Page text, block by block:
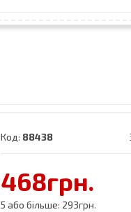
Код: 88438
468грн.
5 або більше: 293грн.